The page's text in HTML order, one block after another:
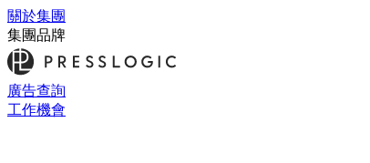
關於集團
集團品牌
廣告查詢
工作機會